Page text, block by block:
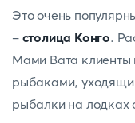
Это очень
- столица Конго.
Мами Вата клиенты
рыбаками,
рыбалки на лодках